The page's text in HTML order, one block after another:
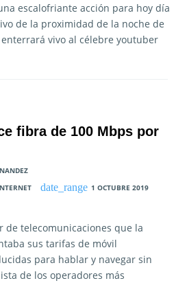
escalofriante acción para hoy día
de la proximidad de la noche de
vivo al célebre youtuber
fibra de 100 Mbps por
1 OCTUBRE 2019
de telecomunicaciones que la
sus tarifas de móvil
para hablar y navegar sin
de los operadores más